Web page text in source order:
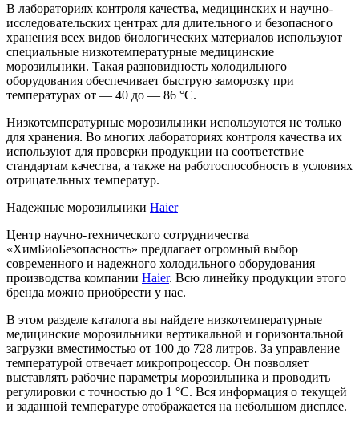
В лабораториях контроля качества, медицинских и научно-
исследовательских центрах для длительного и безопасного
хранения всех видов биологических материалов используют
специальные низкотемпературные медицинские
морозильники. Такая разновидность холодильного
оборудования обеспечивает быструю заморозку при
температурах от — 40 до — 86 °С.
Низкотемпературные морозильники используются не только
для хранения. Во многих лабораториях контроля качества их
используют для проверки продукции на соответствие
стандартам качества, а также на работоспособность в условиях
отрицательных температур.
Надежные морозильники Haier
Центр научно-технического сотрудничества
«ХимБиоБезопасность» предлагает огромный выбор
современного и надежного холодильного оборудования
производства компании Haier. Всю линейку продукции этого
бренда можно приобрести у нас.
В этом разделе каталога вы найдете низкотемпературные
медицинские морозильники вертикальной и горизонтальной
загрузки вместимостью от 100 до 728 литров. За управление
температурой отвечает микропроцессор. Он позволяет
выставлять рабочие параметры морозильника и проводить
регулировки с точностью до 1 °C. Вся информация о текущей
и заданной температуре отображается на небольшом дисплее.